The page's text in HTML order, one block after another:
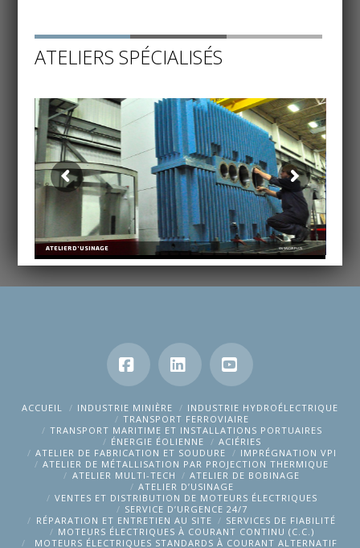
ATELIERS SPÉCIALISÉS
ATELIERD’U SINAGE EN SAVOIR PLUS
FacebookLinkedInYouTube
ACCUEIL INDUSTRIE MINIÈRE
INDUSTRIE HYDROÉLECTRIQUE
TRANSPORT FERROVIAIRE
TRANSPORT MARITIME ET INSTALLATIONS PORTUAIRES
ÉNERGIE ÉOLIENNE
ACIÉRIES
ATELIER DE FABRICATION ET SOUDURE
IMPRÉGNATION VPI
ATELIER DE MÉTALLISATION PAR PROJECTION THERMIQUE
ATELIER MULTI-TECH
ATELIER DE BOBINAGE
ATELIER D’USINAGE
VENTES ET DISTRIBUTION DE MOTEURS ÉLECTRIQUES
SERVICE D’URGENCE 24/7
RÉPARATION ET ENTRETIEN AU SITE
SERVICES DE FIABILITÉ
MOTEURS ÉLECTRIQUES À COURANT CONTINU (C.C.)
MOTEURS ÉLECTRIQUES STANDARDS À COURANT ALTERNATIF